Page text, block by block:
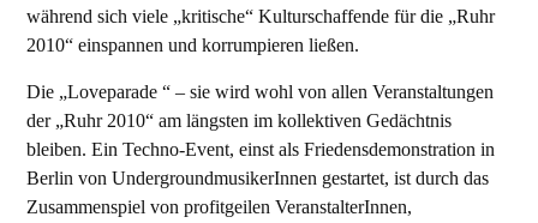
während sich viele „kritische“ Kulturschaffende für die „Ruhr
2010“ einspannen und korrumpieren ließen.
Die „Loveparade “ – sie wird wohl von allen Veranstaltungen
der „Ruhr 2010“ am längsten im kollektiven Gedächtnis
bleiben. Ein Techno-Event, einst als Friedensdemonstration in
Berlin von UndergroundmusikerInnen gestartet, ist durch das
Zusammenspiel von profitgeilen VeranstalterInnen,